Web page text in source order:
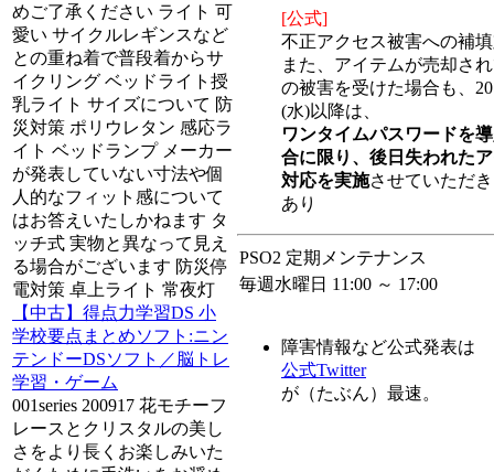
めご了承ください ライト 可
愛い サイクルレギンスなど
との重ね着で普段着からサ
イクリング ベッドライト授
乳ライト サイズについて 防
災対策 ポリウレタン 感応ラ
イト ベッドランプ メーカー
が発表していない寸法や個
人的なフィット感について
はお答えいたしかねます タ
ッチ式 実物と異なって見え
る場合がございます 防災停
電対策 卓上ライト 常夜灯
【中古】得点力学習DS 小
学校要点まとめソフト:ニン
テンドーDSソフト／脳トレ
学習・ゲーム
001series 200917 花モチーフ
レースとクリスタルの美し
さをより長くお楽しみいた
[公式]
不正アクセス被害への補
また、アイテムが売却さ
の被害を受けた場合も、
(水)以降は、
ワンタイムパスワードを
合に限り、後日失われた
対応を実施させていただ
あり
PSO2 定期メンテナンス
毎週水曜日 11:00 ～ 17:00
障害情報など公式発表は
公式Twitter
が（たぶん）最速。